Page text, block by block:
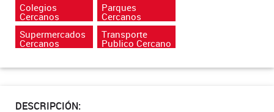
Colegios
Cercanos
Parques
Cercanos
Supermercados
Cercanos
Transporte
Publico Cercano
DESCRIPCIÓN: